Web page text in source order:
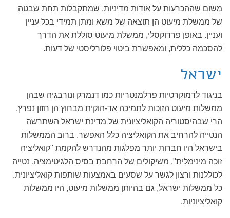
משום שההכרעות על אודות מדיניות, שמתקבלות תחת שבטה
של ממשלת מיעוט הן תוצאה של משא ומתן תמידי בכל עניין
ועניין. באופן פרדוקסלי, ממשלת מיעוט סוללת את הדרך
להסכמה כללית, ומאפשרת ביטוי פלורליסטי של דעות.
ישראל
בניגוד לדמוקרטיות פרלמנטריות כמו דנמרק ונורבגיה שבהן
ממשלות מיעוט הזוכות לתמיכה אד-הוקית מבחוץ הן חזון נפרץ,
הרי שבהיסטוריה הקואליציונית של מדינת ישראל השתרשה
הנטייה להרחיב את הקואליציה כלל האפשר. ברוב הממשלות
בישראל היו חברות יותר מפלגות מהנדרש להקמת "קואליציה
זוכה מינימלית", משיקולים של הרחבת בסיס הלגיטימציה, נטייה
לכוללנוּת ורצון לגשר על שסעים באמצעות שותפות קואליציונית.
כל ממשלות ישראל, גם בהיותן ממשלות מיעוט, היו ממשלות
קואליציוניות.